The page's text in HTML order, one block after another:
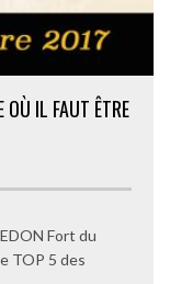
OÙ IL FAUT ÊTRE
Fort du
TOP 5 des